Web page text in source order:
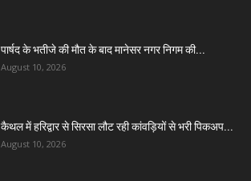
पार्षद के भतीजे की मौत के बाद मानेसर नगर निगम की...
August 10, 2026
कैथल में हरिद्वार से सिरसा लौट रही कांवड़ियों से भरी पिकअप...
August 10, 2026